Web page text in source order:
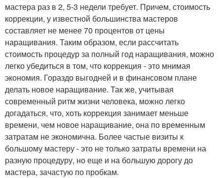
мастера раз в 2, 5-3 недели требует. Причем, стоимость
коррекции, у известной большинства мастеров
составляет не менее 70 процентов от цены
наращивания. Таким образом, если рассчитать
стоимость процедур за полный год наращивания, можно
легко убедиться в том, что коррекция - это мнимая
экономия. Гораздо выгодней и в финансовом плане
делать новое наращивание. Так же, учитывая
современный ритм жизни человека, можно легко
догадаться, что, хоть коррекция занимает меньше
времени, чем новое наращивание, она по временным
затратам не экономична. Более частые визиты к
большому мастеру - это не только затраты времени на
разную процедуру, но еще и на большую дорогу до
мастера, зачастую по пробкам.